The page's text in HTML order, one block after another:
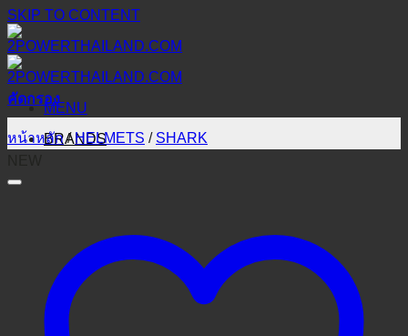
SKIP TO CONTENT
MENU
BRANDS
คัดกรอง
หน้าหลัก / HELMETS / SHARK